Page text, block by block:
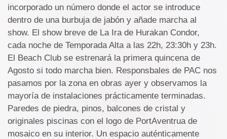
incorporado un número donde el actor se introduce
dentro de una burbuja de jabón y añade marcha al
show. El show breve de La Ira de Hurakan Condor,
cada noche de Temporada Alta a las 22h, 23:30h y 23h.
El Beach Club se estrenará la primera quincena de
Agosto si todo marcha bien. Responsbales de PAC nos
pasamos por la zona en obras ayer y observamos la
mayoría de instalaciones prácticamente terminadas.
Paredes de piedra, pinos, balcones de cristal y
originales piscinas con el logo de PortAventrua de
mosaico en su interior. Un espacio auténticamente